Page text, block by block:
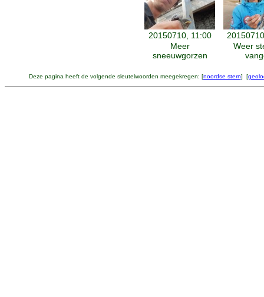
20150710, 11:00
Meer
sneeuwgorzen
Weer
Deze pagina heeft de volgende sleutelwoorden meegekregen: [noordse stern] [